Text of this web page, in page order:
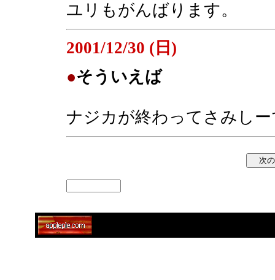
ユリもがんばります。
2001/12/30 (日)
●そういえば
ナジカが終わってさみし